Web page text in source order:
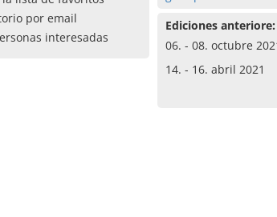
por email
interesadas
Ediciones anteriore:
06. - 08. octubre
14. - 16. abril 2021